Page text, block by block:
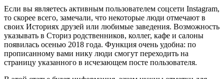
Если вы являетесь активным пользователем соцсети Instagram,
то скорее всего, замечали, что некоторые люди отмечают в
своих Историях друзей или любимые заведения. Возможность
указывать в Сториз родственников, коллег, кафе и салоны
появилась осенью 2018 года. Функция очень удобна: по
прописанному вами нику люди смогут переходить на
страницу указанного в исчезающем посте пользователя.